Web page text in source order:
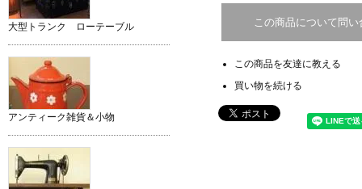
この商品について問
この商品を友達に教える
買い物を続ける
大型トランク ローテーブル
アンティーク雑貨＆小物